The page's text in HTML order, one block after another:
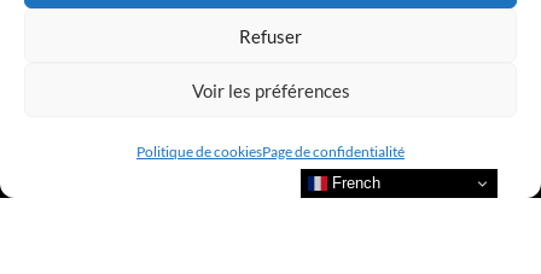
Refuser
Voir les préférences
Politique de cookiesPage de confidentialité
Nous contacter et rejoindre le
French